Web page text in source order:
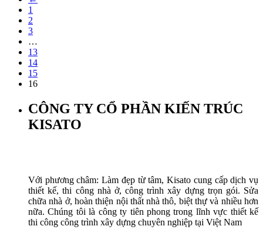
1
2
3
…
13
14
15
16
CÔNG TY CỔ PHẦN KIẾN TRÚC
KISATO
Với phương châm: Làm đẹp từ tâm, Kisato cung cấp dịch vụ
thiết kế, thi công nhà ở, công trình xây dựng trọn gói. Sửa
chữa nhà ở, hoàn thiện nội thất nhà thô, biệt thự và nhiều hơn
nữa. Chúng tôi là công ty tiên phong trong lĩnh vực thiết kế
thi công công trình xây dựng chuyên nghiệp tại Việt Nam